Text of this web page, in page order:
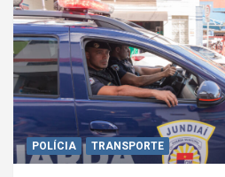
POLÍCIA TRANSPORTE